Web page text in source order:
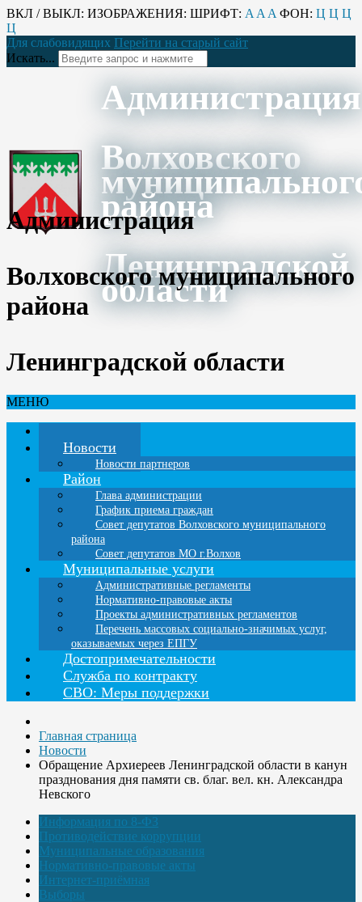
ВКЛ / ВЫКЛ: ИЗОБРАЖЕНИЯ: ШРИФТ: A A A ФОН: Ц Ц Ц
Ц
Для слабовидящих Перейти на старый сайт
Искать...
Администрация
Волховского
района
Ленинградской
области
Администрация
Волховского муниципального
района
Ленинградской области
МЕНЮ
Новости
Новости партнеров
Район
Глава администрации
График приема граждан
Совет депутатов Волховского муниципального
района
Совет депутатов МО г.Волхов
Муниципальные услуги
Административные регламенты
Нормативно-правовые акты
Проекты административных регламентов
Перечень массовых социально-значимых услуг,
оказываемых через ЕПГУ
Достопримечательности
Служба по контракту
СВО: Меры поддержки
Главная страница
Новости
Обращение Архиереев Ленинградской области в канун
празднования дня памяти св. благ. вел. кн. Александра
Невского
Информация по 8-ФЗ
Противодействие коррупции
Муниципальные образования
Нормативно-правовые акты
Интернет-приёмная
Выборы